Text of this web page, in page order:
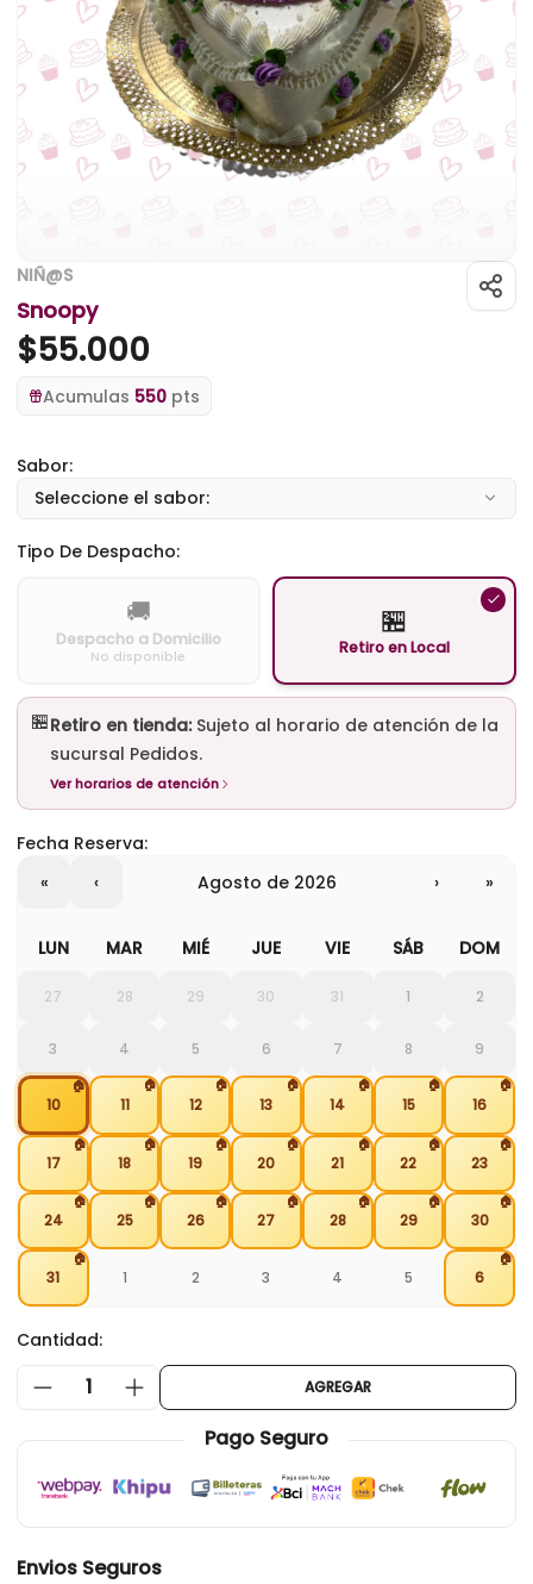
NIÑ@S
Snoopy
$55.000
Acumulas 550 pts
Sabor:
Seleccione el sabor:
Tipo De Despacho:
🚚
Despacho a Domicilio
No disponible
🏪
Retiro en Local
🏪Retiro en tienda:Sujeto al horario de atención de la
sucursal Pedidos.
Ver horarios de atención
Fecha Reserva:
«
‹ agosto de 2026 › »
LUN MAR MIÉ JUE VIE SÁB DOM
27 28 29 30 31 1 2
3 4 5 6 7 8 9
10
🏠
11
🏠
12
🏠
13
🏠
14
🏠
15
🏠
16
🏠
17
🏠
18
🏠
19
🏠
20
🏠
21
🏠
22
🏠
23
🏠
24
🏠
25
🏠
26
🏠
27
🏠
28
🏠
29
🏠
30
🏠
31
🏠
1 2 3 4 5 6
🏠
Cantidad:
1 AGREGAR
Pago Seguro
Envios Seguros